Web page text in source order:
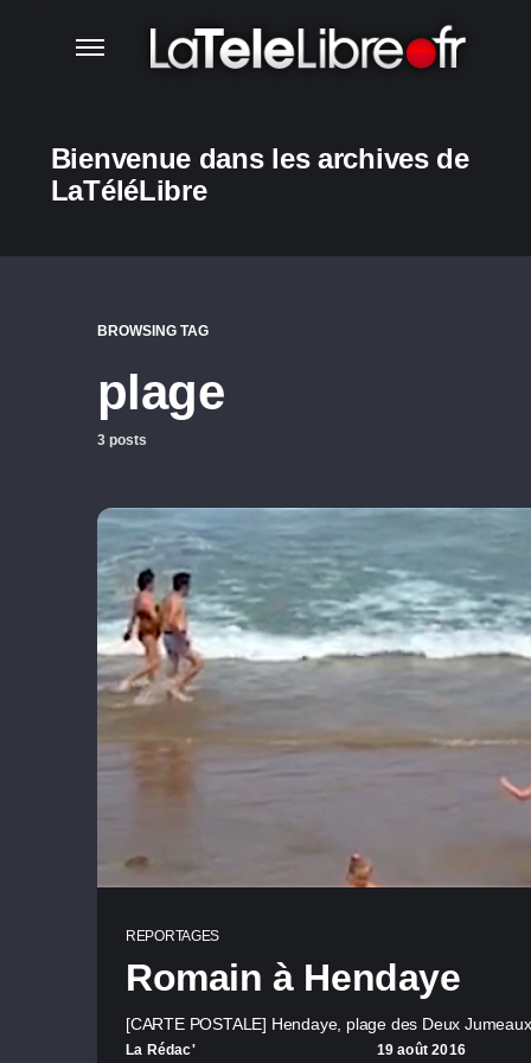
Bienvenue dans les archives de
LaTéléLibre
BROWSING TAG
plage
3 posts
REPORTAGES
Romain à Hendaye
[CARTE POSTALE] Hendaye, plage des Deux
La Rédac' 19 août 2016